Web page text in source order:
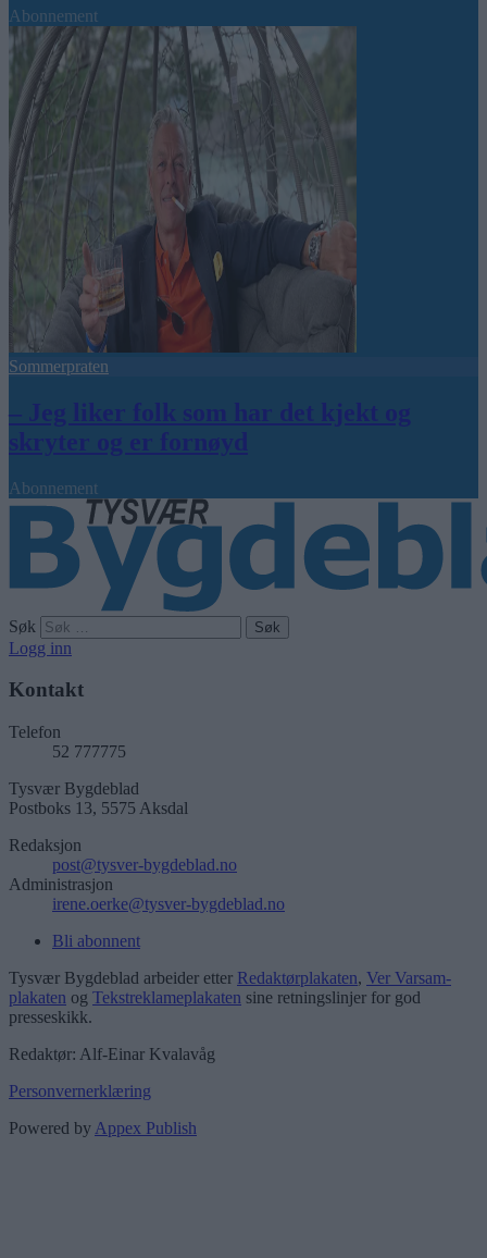
Abonnement
Sommerpraten
– Jeg liker folk som har det kjekt og
skryter og er fornøyd
Abonnement
Søk
Logg inn
Kontakt
Telefon
52 777775
Tysvær Bygdeblad
Postboks 13, 5575 Aksdal
Redaksjon
post@tysver-bygdeblad.no
Administrasjon
irene.oerke@tysver-bygdeblad.no
Bli abonnent
Tysvær Bygdeblad arbeider etter Redaktørplakaten, Ver Varsam-
plakaten og Tekstreklameplakaten sine retningslinjer for god
presseskikk.
Redaktør: Alf-Einar Kvalavåg
Personvernerklæring
Powered by Appex Publish